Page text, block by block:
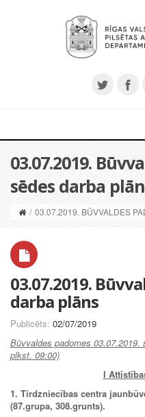
03.07.2019.
sēdes darba
/ 03.07.2019. BŪVVALDES
03.07.2019.
darba plāns
Publicēts: 02/07/2019
Būvvaldes padomes
plkst. 09:00)
I
1. Tirdzniecības centra
(87.grupa, 308.grunts).